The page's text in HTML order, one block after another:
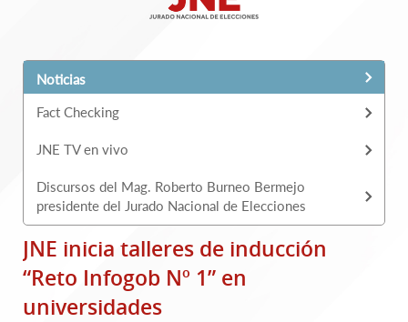
Noticias
Fact Checking
JNE TV en vivo
Discursos del Mag. Roberto Burneo Bermejo
presidente del Jurado Nacional de Elecciones
JNE inicia talleres de inducción
“Reto Infogob Nº 1” en
universidades